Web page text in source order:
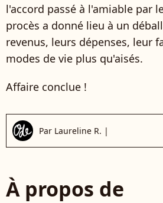
l'accord passé à l'amiable par
procès a donné lieu à un
revenus, leurs dépenses, leur
modes de vie plus qu'aisés.
Affaire conclue !
Par Laureline R. |
À propos de